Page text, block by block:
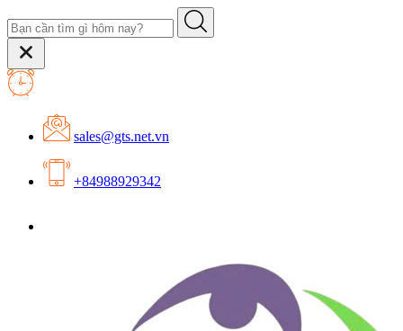
sales@gts.net.vn
+84988929342